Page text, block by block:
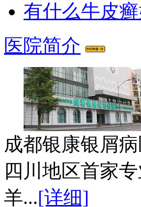
有什么牛皮
医院简介
成都银康银屑
四川地区首家
羊...[详细]